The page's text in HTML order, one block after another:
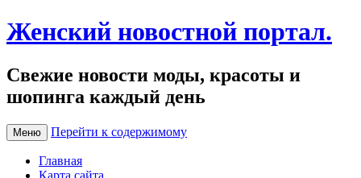
Женский новостной портал.
Свежие новости моды, красоты и
шопинга каждый день
Меню Перейти к содержимому
Главная
Карта сайта